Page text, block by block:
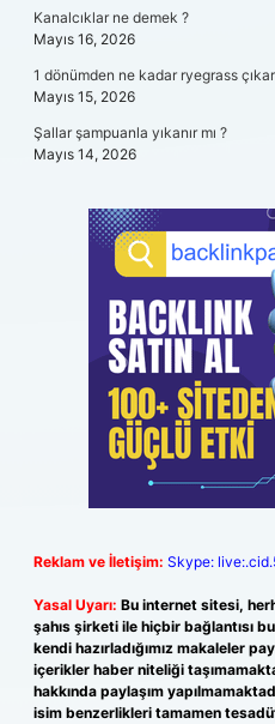
Kanalcıklar ne demek ?
Mayıs 16, 2026
1 dönümden ne kadar ryegrass
Mayıs 15, 2026
Şallar şampuanla yıkanır mı ?
Mayıs 14, 2026
Reklam ve İletişim: Skype:
Yasal Uyarı: Bu internet sitesi,
şahıs şirketi ile hiçbir bağlantısı
kendi hazırladığımız makaleler
içerikler haber niteliği
hakkında paylaşım
isim benzerlikleri tamamen